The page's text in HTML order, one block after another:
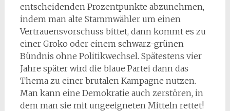
entscheidenden Prozentpunkte abzunehmen,
indem man alte Stammwähler um einen
Vertrauensvorschuss bittet, dann kommt es zu
einer Groko oder einem schwarz-grünen
Bündnis ohne Politikwechsel. Spätestens vier
Jahre später wird die blaue Partei dann das
Thema zu einer brutalen Kampagne nutzen.
Man kann eine Demokratie auch zerstören, in
dem man sie mit ungeeigneten Mitteln rettet!